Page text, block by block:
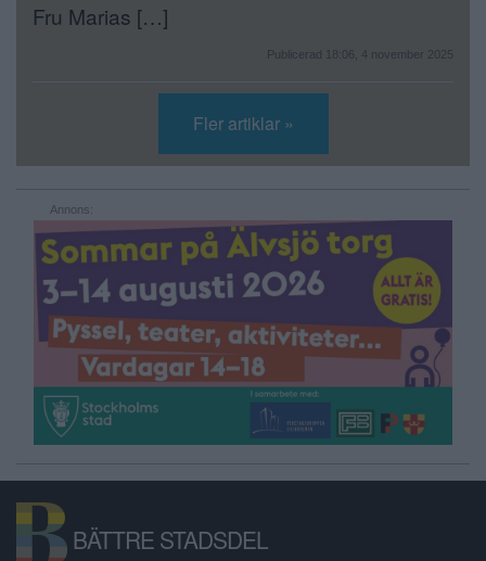
Fru Marias […]
Publicerad 18:06, 4 november 2025
Fler artiklar »
Annons:
BÄTTRE STADSDEL